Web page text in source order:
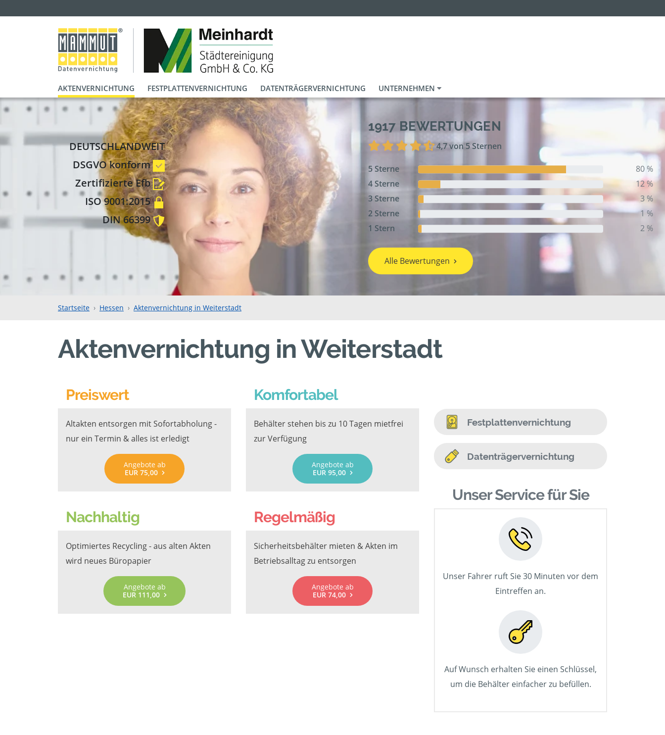
AKTENVERNICHTUNG FESTPLATTENVERNICHTUNG DATENTRÄGERVERNICHTUNG UNTERNEHMEN
DEUTSCHLANDWEIT
DSGVO konform
Zertifizierte Efb
ISO 9001:2015
DIN 66399
1917 BEWERTUNGEN
4,7 von 5 Sternen
5 Sterne
80 %
4 Sterne
12 %
3 Sterne
3 %
2 Sterne
1 %
1 Stern
2 %
Alle Bewertungen
Startseite Hessen Aktenvernichtung in Weiterstadt
Aktenvernichtung in Weiterstadt
Preiswert
Altakten entsorgen mit Sofortabholung -
nur ein Termin & alles ist erledigt
Angebote ab
EUR 75,00
Komfortabel
Behälter stehen bis zu 10 Tagen mietfrei
zur Verfügung
Angebote ab
EUR 95,00
Nachhaltig
Optimiertes Recycling - aus alten Akten
wird neues Büropapier
Angebote ab
EUR 111,00
Regelmäßig
Sicherheitsbehälter mieten & Akten im
Betriebsalltag zu entsorgen
Angebote ab
EUR 74,00
Festplattenvernichtung
Datenträgervernichtung
Unser Service für Sie
Unser Fahrer ruft Sie 30 Minuten vor dem
Eintreffen an.
Auf Wunsch erhalten Sie einen Schlüssel,
um die Behälter einfacher zu befüllen.